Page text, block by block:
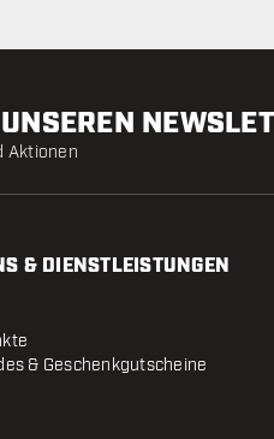
Aktionen
& DIENSTLEISTUNGEN
& Geschenkgutscheine